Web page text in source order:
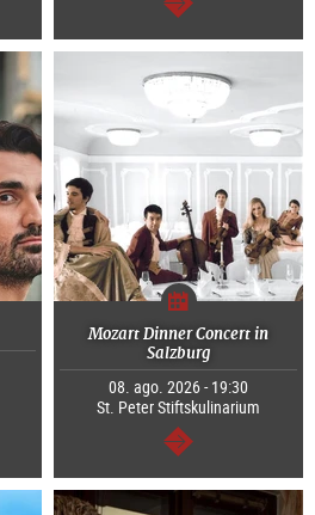
segue
Mozart Dinner Concert in
Salzburg
08. ago. 2026 - 19:30
St. Peter Stiftskulinarium
segue